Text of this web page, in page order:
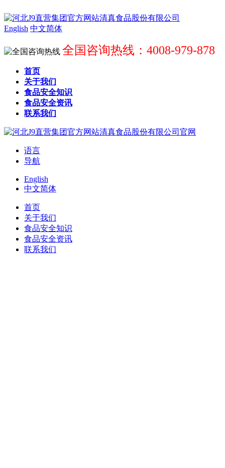
English 中文简体
全国咨询热线：4008-979-878
首页
关于我们
食品安全知识
食品安全资讯
联系我们
语言
导航
English
中文简体
首页
关于我们
食品安全知识
食品安全资讯
联系我们